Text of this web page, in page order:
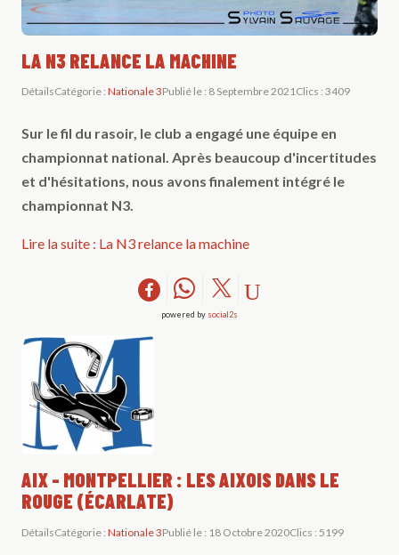
LA N3 RELANCE LA MACHINE
DétailsCatégorie : Nationale 3Publié le : 8 Septembre 2021Clics : 3409
Sur le fil du rasoir, le club a engagé une équipe en
championnat national. Après beaucoup d'incertitudes
et d'hésitations, nous avons finalement intégré le
championnat N3.
Lire la suite : La N3 relance la machine
powered by social2s
AIX - MONTPELLIER : LES AIXOIS DANS LE
ROUGE (ÉCARLATE)
DétailsCatégorie : Nationale 3Publié le : 18 Octobre 2020Clics : 5199